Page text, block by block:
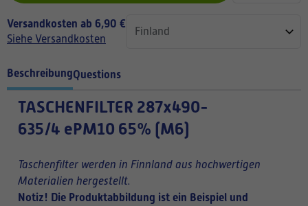
Versandkosten ab 6,90 €
Siehe Versandkosten
BeschreibungQuestions
TASCHENFILTER 287x490-
635/4 ePM10 65% (M6)
Taschenfilter werden in Finnland aus hochwertigen
Materialien hergestellt.
Notiz! Die Produktabbildung ist ein Beispiel und